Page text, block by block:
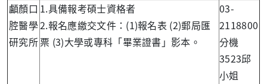
顱顏口
腔醫學
研究所
1.具備報考碩士資格者
2.報名應繳交文件：(1)報名表 (2)郵局匯
票 (3)大學或專科「畢業證書」影本。
03-
2118800
分機
3523邱
小姐